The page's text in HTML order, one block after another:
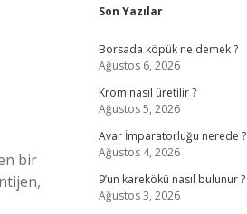
bir
Sidebar
Son Yazılar
Borsada köpük ne demek ?
Ağustos 6, 2026
Krom nasıl üretilir ?
Ağustos 5, 2026
Avar İmparatorluğu nerede ?
Ağustos 4, 2026
9’un karekökü nasıl bulunur ?
Ağustos 3, 2026
hiltonbet giriş